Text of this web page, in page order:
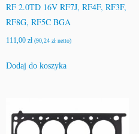
RF 2.0TD 16V RF7J, RF4F, RF3F,
RF8G, RF5C BGA
111,00 zł (90,24 zł netto)
Dodaj do koszyka